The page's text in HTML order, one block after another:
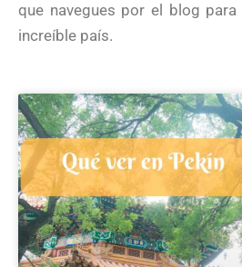
que navegues por el blog
increíble país.